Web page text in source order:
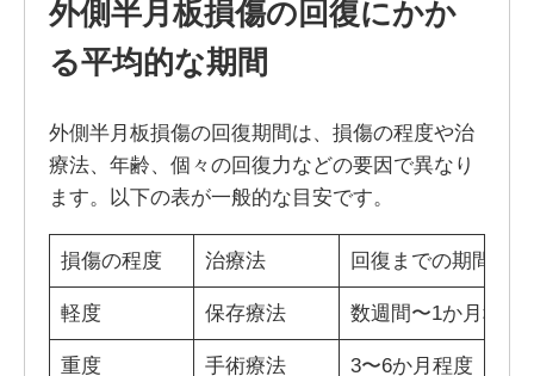
外側半月板損傷の回復にかか
る平均的な期間
外側半月板損傷の回復期間は、損傷の程度や治
療法、年齢、個々の回復力などの要因で異なり
ます。以下の表が一般的な目安です。
損傷の程度 治療法 回復までの期間
軽度 保存療法 数週間〜1か月程度
重度 手術療法 3〜6か月程度